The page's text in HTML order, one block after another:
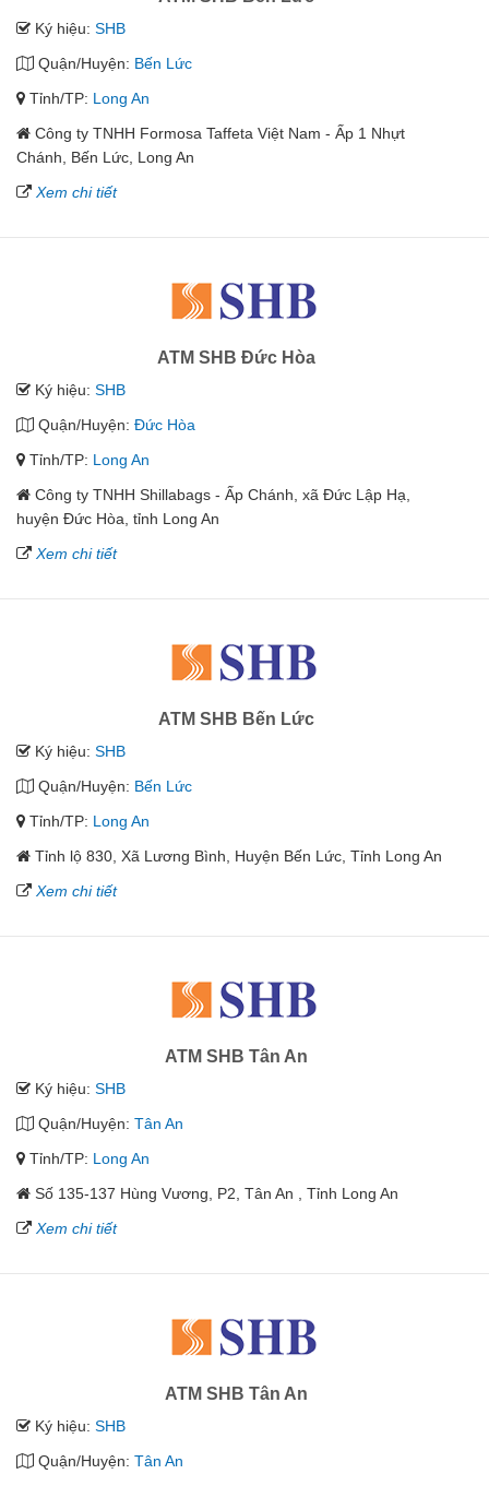
Ký hiệu: SHB
Quận/Huyện: Bến Lức
Tỉnh/TP: Long An
Công ty TNHH Formosa Taffeta Việt Nam - Ấp 1 Nhựt
Chánh, Bến Lức, Long An
Xem chi tiết
ATM SHB Đức Hòa
Ký hiệu: SHB
Quận/Huyện: Đức Hòa
Tỉnh/TP: Long An
Công ty TNHH Shillabags - Ấp Chánh, xã Đức Lập Hạ,
huyện Đức Hòa, tỉnh Long An
Xem chi tiết
ATM SHB Bến Lức
Ký hiệu: SHB
Quận/Huyện: Bến Lức
Tỉnh/TP: Long An
Tỉnh lộ 830, Xã Lương Bình, Huyện Bến Lức, Tỉnh Long An
Xem chi tiết
ATM SHB Tân An
Ký hiệu: SHB
Quận/Huyện: Tân An
Tỉnh/TP: Long An
Số 135-137 Hùng Vương, P2, Tân An , Tỉnh Long An
Xem chi tiết
ATM SHB Tân An
Ký hiệu: SHB
Quận/Huyện: Tân An